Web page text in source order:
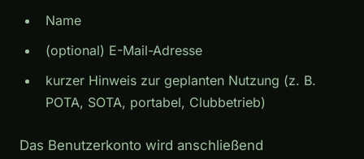
Name
(optional) E-Mail-Adresse
kurzer Hinweis zur geplanten Nutzung (z. B.
POTA, SOTA, portabel, Clubbetrieb)
Das Benutzerkonto wird anschließend